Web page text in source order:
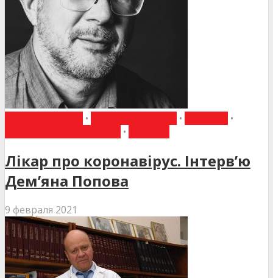
• •
•
•
Лікар про коронавірус. Інтерв’ю
Дем’яна Попова
9 февраля 2021